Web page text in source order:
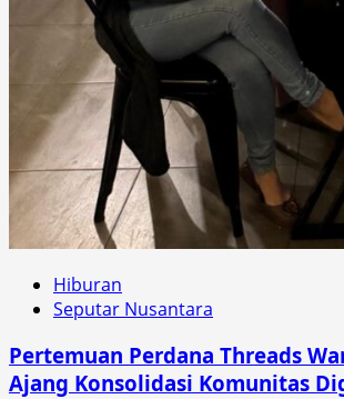
Hiburan
Seputar Nusantara
Pertemuan Perdana Threads
Ajang Konsolidasi Komunitas